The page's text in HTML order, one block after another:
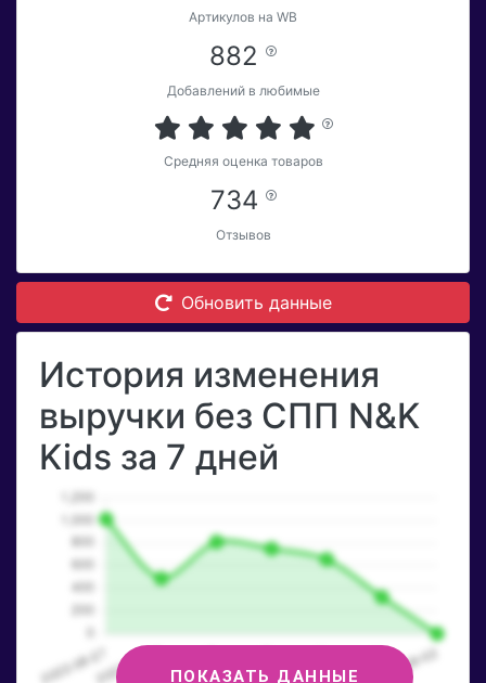
Артикулов на WB
882
Добавлений в любимые
Средняя оценка товаров
734
Отзывов
Обновить данные
История изменения
выручки без СПП N&K
Kids за 7 дней
ПОКАЗАТЬ ДАННЫЕ